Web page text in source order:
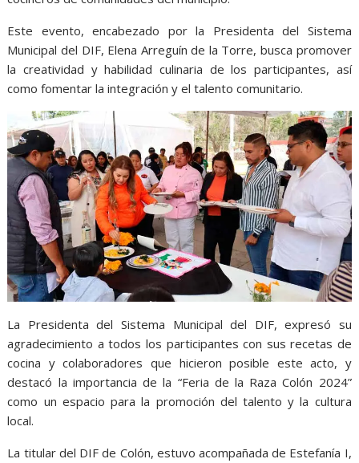
Este evento, encabezado por la Presidenta del Sistema
Municipal del DIF, Elena Arreguín de la Torre, busca promover
la creatividad y habilidad culinaria de los participantes, así
como fomentar la integración y el talento comunitario.
La Presidenta del Sistema Municipal del DIF, expresó su
agradecimiento a todos los participantes con sus recetas de
cocina y colaboradores que hicieron posible este acto, y
destacó la importancia de la “Feria de la Raza Colón 2024”
como un espacio para la promoción del talento y la cultura
local.
La titular del DIF de Colón, estuvo acompañada de Estefanía I,